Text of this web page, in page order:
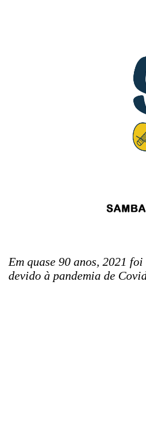
Em quase 90 anos, 2021
devido à pandemia de